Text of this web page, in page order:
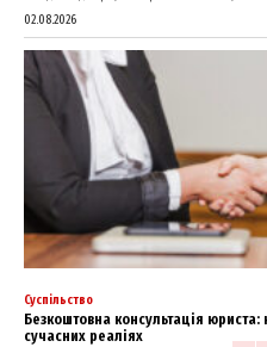
02.08.2026
Суспільство
Безкоштовна консультація юриста:
сучасних реаліях